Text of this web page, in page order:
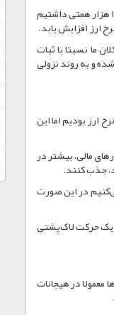
هلالات افزود: معمولاً بازارها در این حالت دچار اشباع خرید و قیمت‌ها تعدیل می‌شوند که این اتفاق افتاد. به عبارت دیگر یک نقدینگی ۱۰ هزار همتی داشتیم
ما نسبتا با ثبات
و به روند نزولی
ارز بودیم اما این
مالی، بیشتر در
جذب کنند.
در این صورت
یک حرکت لاک‌پشتی
در هیجانات